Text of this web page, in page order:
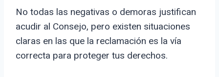
No todas las negativas o demoras justifican
acudir al Consejo, pero existen situaciones
claras en las que la reclamación es la vía
correcta para proteger tus derechos.